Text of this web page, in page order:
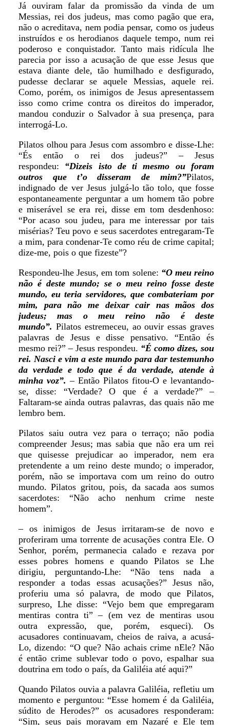
Já ouviram falar da promissão da vinda de um
Messias, rei dos judeus, mas como pagão que era,
não o acreditava, nem podia pensar, como os judeus
instruídos e os herodianos daquele tempo, num rei
poderoso e conquistador. Tanto mais ridícula lhe
parecia por isso a acusação de que esse Jesus que
estava diante dele, tão humilhado e desfigurado,
pudesse declarar se aquele Messias, aquele rei.
Como, porém, os inimigos de Jesus apresentassem
isso como crime contra os direitos do imperador,
mandou conduzir o Salvador à sua presença, para
interrogá-Lo.
Pilatos olhou para Jesus com assombro e disse-Lhe:
“És então o rei dos judeus?” – Jesus
respondeu: “Dizeis isto de ti mesmo ou foram
outros que t’o disseram de mim?”Pilatos,
indignado de ver Jesus julgá-lo tão tolo, que fosse
espontaneamente perguntar a um homem tão pobre
e miserável se era rei, disse em tom desdenhoso:
“Por acaso sou judeu, para me interessar por tais
misérias? Teu povo e seus sacerdotes entregaram-Te
a mim, para condenar-Te como réu de crime capital;
dize-me, pois o que fizeste”?
Respondeu-lhe Jesus, em tom solene: “O meu reino
não é deste mundo; se o meu reino fosse deste
mundo, eu teria servidores, que combateriam por
mim, para não me deixar cair nas mãos dos
judeus; mas o meu reino não é deste
mundo”. Pilatos estremeceu, ao ouvir essas graves
palavras de Jesus e disse pensativo. “Então és
mesmo rei?” – Jesus respondeu. “É como dizes, sou
rei. Nasci e vim a este mundo para dar testemunho
da verdade e todo que é da verdade, atende à
minha voz”. – Então Pilatos fitou-O e levantando-
se, disse: “Verdade? O que é a verdade?” –
Faltaram-se ainda outras palavras, das quais não me
lembro bem.
Pilatos saiu outra vez para o terraço; não podia
compreender Jesus; mas sabia que não era um rei
que quisesse prejudicar ao imperador, nem era
pretendente a um reino deste mundo; o imperador,
porém, não se importava com um reino do outro
mundo. Pilatos gritou, pois, da sacada aos sumos
sacerdotes: “Não acho nenhum crime neste
homem”.
– os inimigos de Jesus irritaram-se de novo e
proferiram uma torrente de acusações contra Ele. O
Senhor, porém, permanecia calado e rezava por
esses pobres homens e quando Pilatos se Lhe
dirigiu, perguntando-Lhe: “Não tens nada a
responder a todas essas acusações?” Jesus não,
proferiu uma só palavra, de modo que Pilatos,
surpreso, Lhe disse: “Vejo bem que empregaram
mentiras contra ti” – (em vez de mentiras usou
outra expressão, que, porém, esqueci). Os
acusadores continuavam, cheios de raiva, a acusá-
Lo, dizendo: “O que? Não achais crime nEle? Não
é então crime sublevar todo o povo, espalhar sua
doutrina em todo o país, da Galiléia até aqui?”
Quando Pilatos ouvia a palavra Galiléia, refletiu um
momento e perguntou: “Esse homem é da Galiléia,
súdito de Herodes?” os acusadores responderam:
“Sim, seus pais moravam em Nazaré e Ele tem